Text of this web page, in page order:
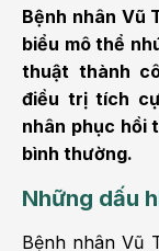
Bệnh nhân Vũ
biểu mô thể
thuật thành
điều trị tích
nhân phục hồi
bình thường.
Những dấu
Bệnh nhân Vũ